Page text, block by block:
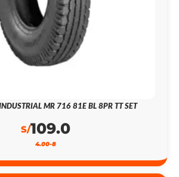
MR 716 81E BL 8PR TT SET
S/109.0
4.00-8